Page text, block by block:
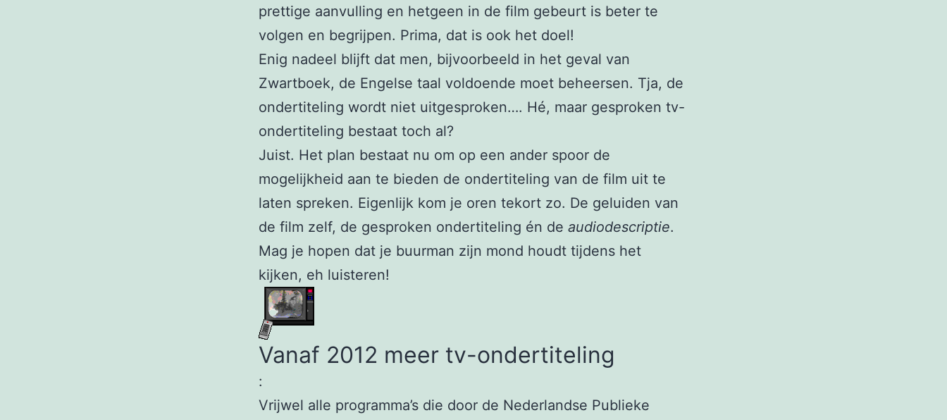
prettige aanvulling en hetgeen in de film gebeurt is beter te
volgen en begrijpen. Prima, dat is ook het doel!
Enig nadeel blijft dat men, bijvoorbeeld in het geval van
Zwartboek, de Engelse taal voldoende moet beheersen. Tja, de
ondertiteling wordt niet uitgesproken…. Hé, maar gesproken tv-
ondertiteling bestaat toch al?
Juist. Het plan bestaat nu om op een ander spoor de
mogelijkheid aan te bieden de ondertiteling van de film uit te
laten spreken. Eigenlijk kom je oren tekort zo. De geluiden van
de film zelf, de gesproken ondertiteling én de audiodescriptie.
Mag je hopen dat je buurman zijn mond houdt tijdens het
kijken, eh luisteren!
Vanaf 2012 meer tv-ondertiteling
:
Vrijwel alle programma’s die door de Nederlandse Publieke